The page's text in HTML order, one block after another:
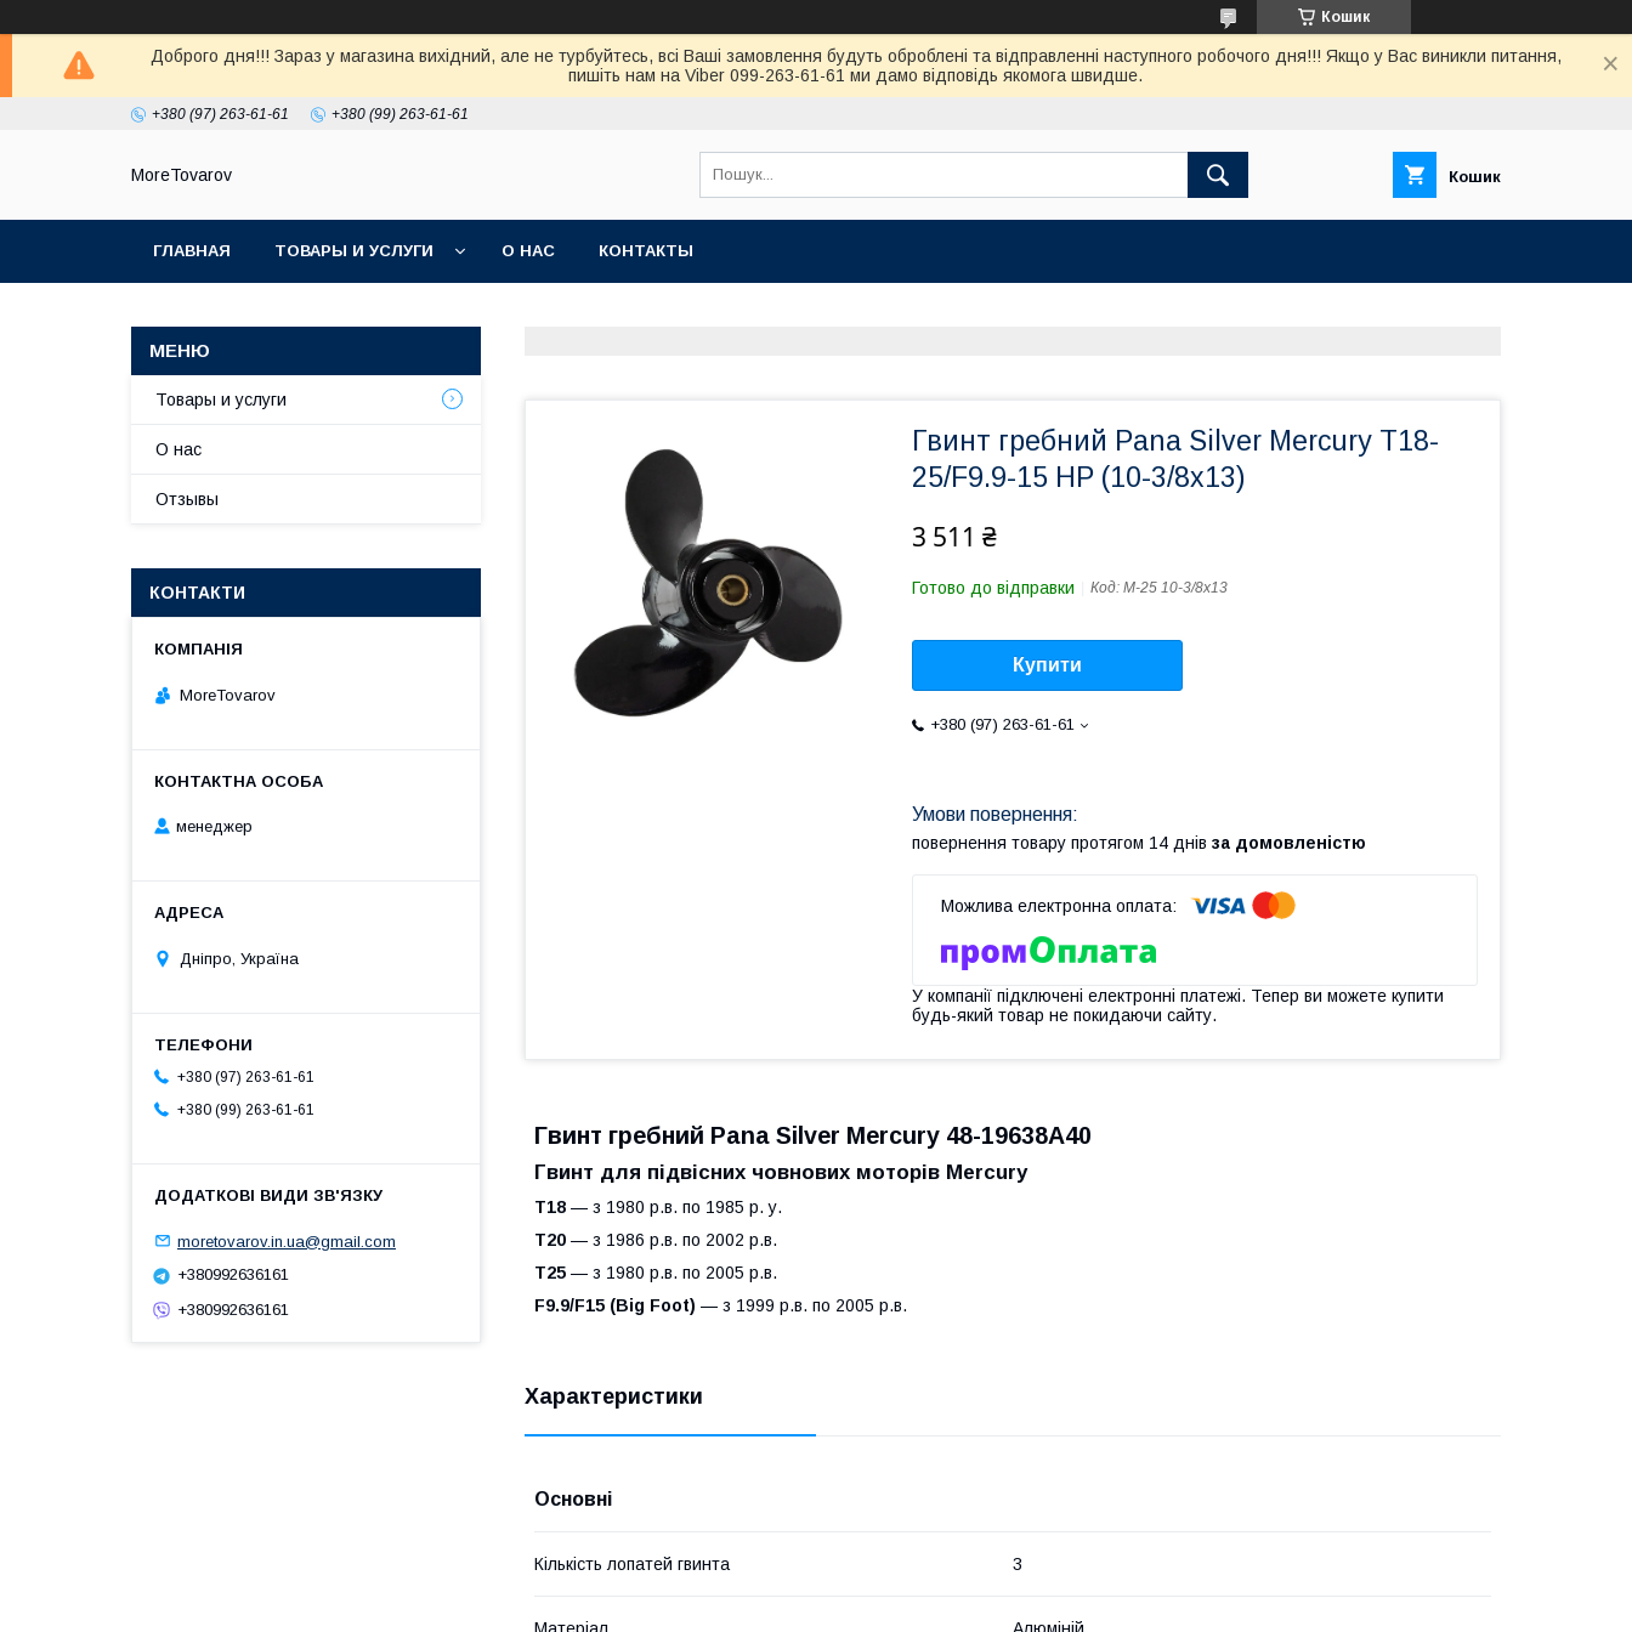
Кошик
Доброго дня!!! Зараз у магазина вихiдний, але не турбуйтесь, всi Вашi замовлення будуть обробленi та вiдправленнi наступного робочого дня!!! Якщо у Вас виникли питання,
пишiть нам на Viber 099-263-61-61 ми дамо вiдповiдь якомога швидше.
+380 (97) 263-61-61 +380 (99) 263-61-61
MoreTovarov Кошик
ГЛАВНАЯ ТОВАРЫ И УСЛУГИ О НАС КОНТАКТЫ
Гвинт гребний Pana Silver Mercury T18-
25/F9.9-15 HP (10-3/8x13)
3 511 ₴
Готово до відправки Код: M-25 10-3/8x13
Купити
+380 (97) 263-61-61
повернення товару протягом 14 днів за домовленістю
У компанії підключені електронні платежі. Тепер ви можете купити
будь-який товар не покидаючи сайту.
Гвинт гребний Pana Silver Mercury 48-19638A40
Гвинт для підвісних човнових моторів Mercury
T18 — з 1980 р.в. по 1985 р. у.
T20 — з 1986 р.в. по 2002 р.в.
T25 — з 1980 р.в. по 2005 р.в.
F9.9/F15 (Big Foot) — з 1999 р.в. по 2005 р.в.
Характеристики
Основні
Кількість лопатей гвинта 3
Матеріал Алюміній
Товары и услуги
О нас
Отзывы
КОНТАКТИ
MoreTovarov
менеджер
Дніпро, Україна
+380 (97) 263-61-61
+380 (99) 263-61-61
moretovarov.in.ua@gmail.com
+380992636161
+380992636161